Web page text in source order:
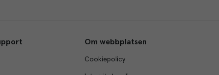
Om webbplatsen
Cookiepolicy